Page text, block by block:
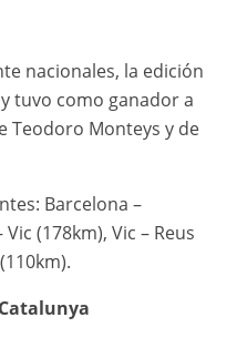
142km
Maurice
Ville
nacionales, la edición
tuvo como ganador a
Teodoro Monteys y de
Barcelona –
(178km), Vic – Reus